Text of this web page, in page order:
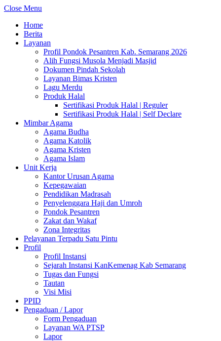
Close Menu
Home
Berita
Layanan
Profil Pondok Pesantren Kab. Semarang 2026
Alih Fungsi Musola Menjadi Masjid
Dokumen Pindah Sekolah
Layanan Bimas Kristen
Lagu Merdu
Produk Halal
Sertifikasi Produk Halal | Reguler
Sertifikasi Produk Halal | Self Declare
Mimbar Agama
Agama Budha
Agama Katolik
Agama Kristen
Agama Islam
Unit Kerja
Kantor Urusan Agama
Kepegawaian
Pendidikan Madrasah
Penyelenggara Haji dan Umroh
Pondok Pesantren
Zakat dan Wakaf
Zona Integritas
Pelayanan Terpadu Satu Pintu
Profil
Profil Instansi
Sejarah Instansi KanKemenag Kab Semarang
Tugas dan Fungsi
Tautan
Visi Misi
PPID
Pengaduan / Lapor
Form Pengaduan
Layanan WA PTSP
Lapor